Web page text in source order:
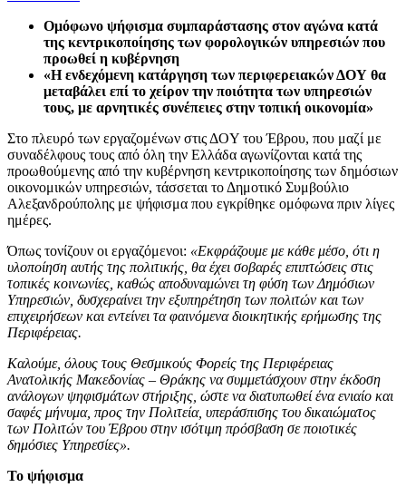
Ομόφωνο ψήφισμα συμπαράστασης στον αγώνα κατά
της κεντρικοποίησης των φορολογικών υπηρεσιών που
προωθεί η κυβέρνηση
«Η ενδεχόμενη κατάργηση των περιφερειακών ΔΟΥ θα
μεταβάλει επί το χείρον την ποιότητα των υπηρεσιών
τους, με αρνητικές συνέπειες στην τοπική οικονομία»
Στο πλευρό των εργαζομένων στις ΔΟY του Έβρου, που μαζί με
συναδέλφους τους από όλη την Ελλάδα αγωνίζονται κατά της
προωθούμενης από την κυβέρνηση κεντρικοποίησης των δημόσιων
οικονομικών υπηρεσιών, τάσσεται το Δημοτικό Συμβούλιο
Αλεξανδρούπολης με ψήφισμα που εγκρίθηκε ομόφωνα πριν λίγες
ημέρες.
Όπως τονίζουν οι εργαζόμενοι: «Εκφράζουμε με κάθε μέσο, ότι η
υλοποίηση αυτής της πολιτικής, θα έχει σοβαρές επιπτώσεις στις
τοπικές κοινωνίες, καθώς αποδυναμώνει τη φύση των Δημόσιων
Υπηρεσιών, δυσχεραίνει την εξυπηρέτηση των πολιτών και των
επιχειρήσεων και εντείνει τα φαινόμενα διοικητικής ερήμωσης της
Περιφέρειας.
Καλούμε, όλους τους Θεσμικούς Φορείς της Περιφέρειας
Ανατολικής Μακεδονίας – Θράκης να συμμετάσχουν στην έκδοση
ανάλογων ψηφισμάτων στήριξης, ώστε να διατυπωθεί ένα ενιαίο και
σαφές μήνυμα, προς την Πολιτεία, υπεράσπισης του δικαιώματος
των Πολιτών του Έβρου στην ισότιμη πρόσβαση σε ποιοτικές
δημόσιες Υπηρεσίες».
Το ψήφισμα